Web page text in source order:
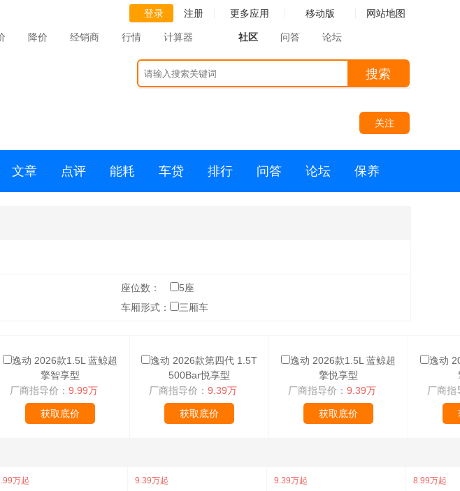
登录 注册 更多应用 移动版 网站地图
降价 经销商 行情 计算器 社区 问答 论坛
搜索
关注
文章 点评 能耗 车贷 排行 问答 论坛 保养
座位数：
5座
车厢形式： 三厢车
逸动 2026款1.5L 蓝鲸超
擎智享型
厂商指导价： 9.99万
获取底价
逸动 2026款第四代 1.5T
500Bar悦享型
厂商指导价： 9.39万
获取底价
逸动 2026款1.5L 蓝鲸超
擎悦享型
厂商指导价： 9.39万
获取底价
逸动
厂商指
万起 9.39万起 9.39万起 8.99万起